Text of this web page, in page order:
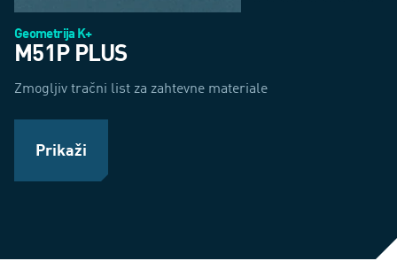
Geometrija K+
M51P PLUS
Zmogljiv tračni list za zahtevne materiale
Prikaži